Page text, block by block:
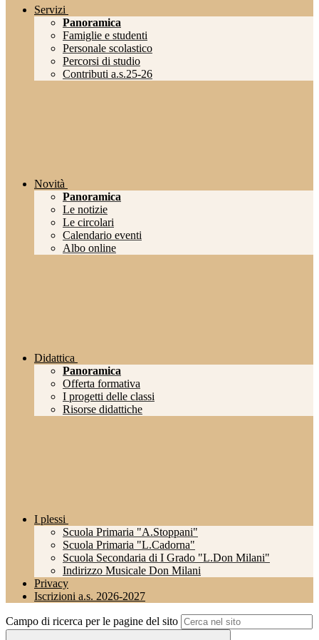
Servizi
Panoramica
Famiglie e studenti
Personale scolastico
Percorsi di studio
Contributi a.s.25-26
Novità
Panoramica
Le notizie
Le circolari
Calendario eventi
Albo online
Didattica
Panoramica
Offerta formativa
I progetti delle classi
Risorse didattiche
I plessi
Scuola Primaria "A.Stoppani"
Scuola Primaria "L.Cadorna"
Scuola Secondaria di I Grado "L.Don Milani"
Indirizzo Musicale Don Milani
Privacy
Iscrizioni a.s. 2026-2027
Campo di ricerca per le pagine del sito